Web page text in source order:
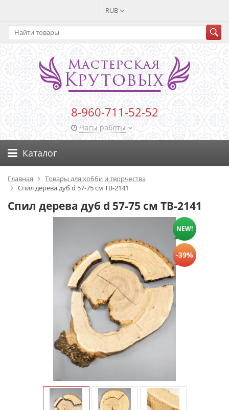
RUB
8-960-711-52-52
Часы работы
Каталог
Главная
Товары для хобби и творчества
Спил дерева дуб d 57-75 см ТВ-2141
Спил дерева дуб d 57-75 см ТВ-2141
NEW!
-39%